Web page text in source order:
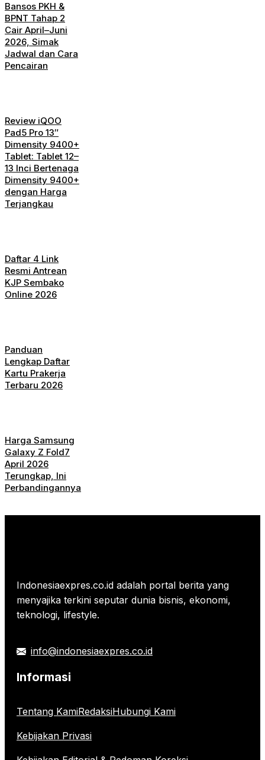
Bansos PKH &
BPNT Tahap 2
Cair April–Juni
2026, Simak
Jadwal dan Cara
Pencairan
Review iQOO
Pad5 Pro 13″
Dimensity 9400+
Tablet: Tablet 12–
13 Inci Bertenaga
Dimensity 9400+
dengan Harga
Terjangkau
Daftar 4 Link
Resmi Antrean
KJP Sembako
Online 2026
Panduan
Lengkap Daftar
Kartu Prakerja
Terbaru 2026
Harga Samsung
Galaxy Z Fold7
April 2026
Terungkap, Ini
Perbandingannya
Indonesiaexpres.co.id adalah portal berita yang
menyajika terkini seputar dunia bisnis, ekonomi,
teknologi, lifestyle.
info@indonesiaexpres.co.id
Informasi
Tentang KamiRedaksiHubungi Kami
Kebijakan Privasi